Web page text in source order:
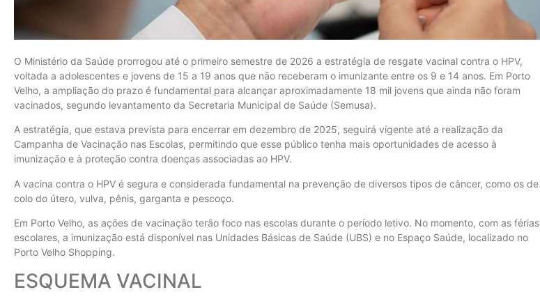
O Ministério da Saúde prorrogou até o primeiro semestre de 2026 a estratégia de resgate vacinal contra o HPV,
voltada a adolescentes e jovens de 15 a 19 anos que não receberam o imunizante entre os 9 e 14 anos. Em Porto
Velho, a ampliação do prazo é fundamental para alcançar aproximadamente 18 mil jovens que ainda não foram
vacinados, segundo levantamento da Secretaria Municipal de Saúde (Semusa).
A estratégia, que estava prevista para encerrar em dezembro de 2025, seguirá vigente até a realização da
Campanha de Vacinação nas Escolas, permitindo que esse público tenha mais oportunidades de acesso à
imunização e à proteção contra doenças associadas ao HPV.
A vacina contra o HPV é segura e considerada fundamental na prevenção de diversos tipos de câncer, como os de
colo do útero, vulva, pênis, garganta e pescoço.
Em Porto Velho, as ações de vacinação terão foco nas escolas durante o período letivo. No momento, com as férias
escolares, a imunização está disponível nas Unidades Básicas de Saúde (UBS) e no Espaço Saúde, localizado no
Porto Velho Shopping.
ESQUEMA VACINAL